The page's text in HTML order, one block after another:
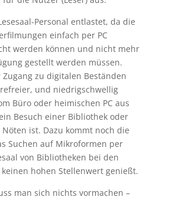
Personal entlastet, da die
einfach per PC
werden können und nicht mehr
gestellt werden müssen.
zu digitalen Beständen
und niedrigschwellig
Büro oder heimischen PC aus
Besuch einer Bibliothek oder
ist. Dazu kommt noch die
Suchen auf Mikroformen per
von Bibliotheken bei den
hohen Stellenwert genießt.
man sich nichts vormachen –